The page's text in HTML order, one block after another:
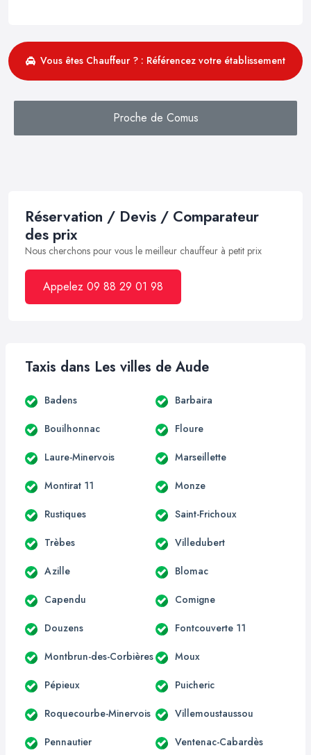
Vous êtes Chauffeur ? : Référencez votre établissement
Proche de Comus
Réservation / Devis / Comparateur
des prix
Nous cherchons pour vous le meilleur chauffeur à petit prix
Appelez 09 88 29 01 98
Taxis dans Les villes de Aude
Badens Barbaira
Bouilhonnac Floure
Laure-Minervois Marseillette
Montirat 11 Monze
Rustiques Saint-Frichoux
Trèbes Villedubert
Azille Blomac
Capendu Comigne
Douzens Fontcouverte 11
Montbrun-des-Corbières Moux
Pépieux Puicheric
Roquecourbe-Minervois Villemoustaussou
Pennautier Ventenac-Cabardès